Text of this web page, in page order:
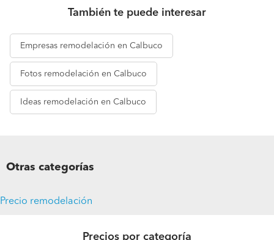
También te puede interesar
Empresas remodelación en Calbuco
Fotos remodelación en Calbuco
Ideas remodelación en Calbuco
Otras categorías
Precio remodelación
Precios por categoría